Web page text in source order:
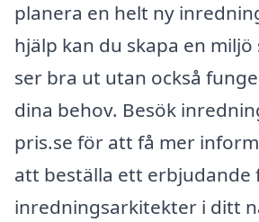
planera en helt ny
hjälp kan du skapa en
ser bra ut utan också
dina behov. Besök
pris.se för att få mer
att beställa ett erbjudande
inredningsarkitekter i ditt